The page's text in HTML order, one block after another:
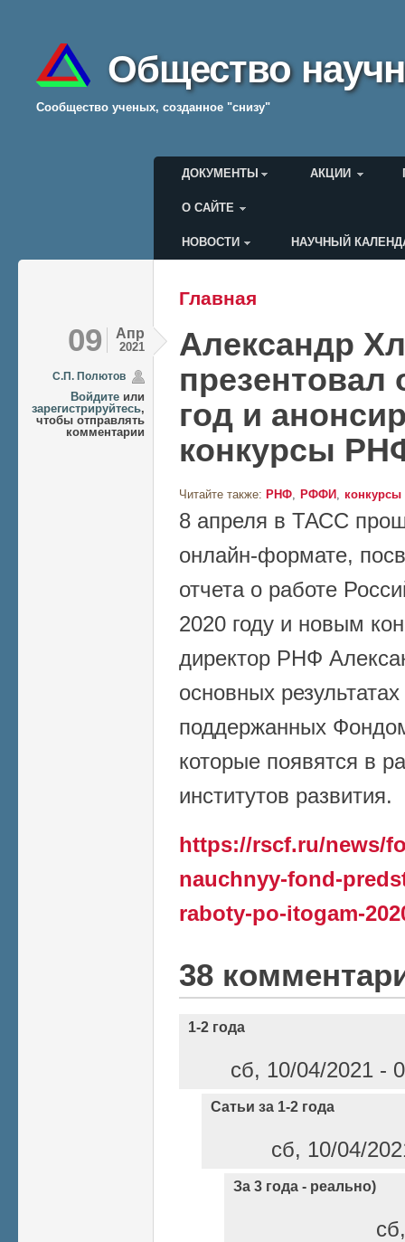
Общество
Cообщество ученых, созданное "снизу"
Главное меню
ДОКУМЕНТЫ АКЦИИ
О САЙТЕ
Меню пользователя
НОВОСТИ НАУЧНЫЙ
Вы здесь
Главная
09 Апр
2021
C.П. Полютов
Войдите или
зарегистрируйтесь,
чтобы отправлять
комментарии
Александр
презентовал
год и
конкурсы
Читайте также: РНФ РФФИ конкурсы
8 апреля в ТАСС
онлайн-формате,
отчета о работе
2020 году и новым
директор РНФ
основных
поддержанных
которые появятся в
институтов развития.
https://rscf.ru/news/
nauchnyy-fond-
raboty-po-itogam-
38
1-2 года
сб, 10/04/2021 -
Сатьи за 1-2 года
сб, 10/04/
За 3 года - реально)